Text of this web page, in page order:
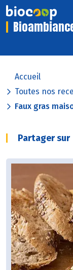
Accueil
Toutes nos
Faux gras
Partager sur